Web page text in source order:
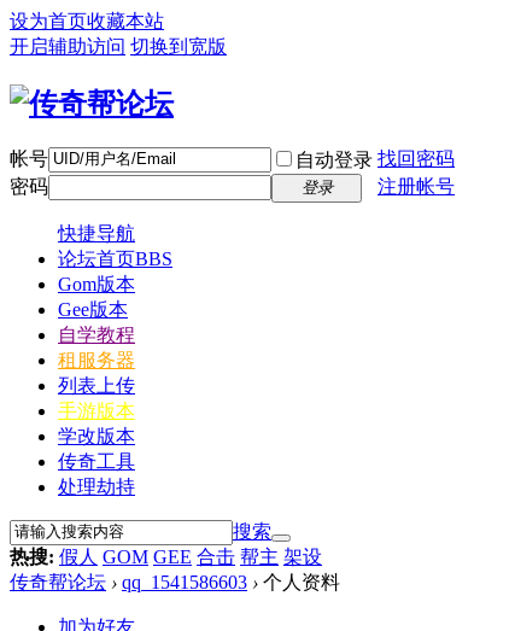
设为首页收藏本站
开启辅助访问 切换到宽版
帐号 自动登录 找回密码
密码
登录 注册帐号
快捷导航
论坛首页BBS
Gom版本
Gee版本
自学教程
租服务器
列表上传
手游版本
学改版本
传奇工具
处理劫持
搜索
热搜: 假人 GOM GEE 合击 帮主 架设
传奇帮论坛 › qq_1541586603 › 个人资料
加为好友